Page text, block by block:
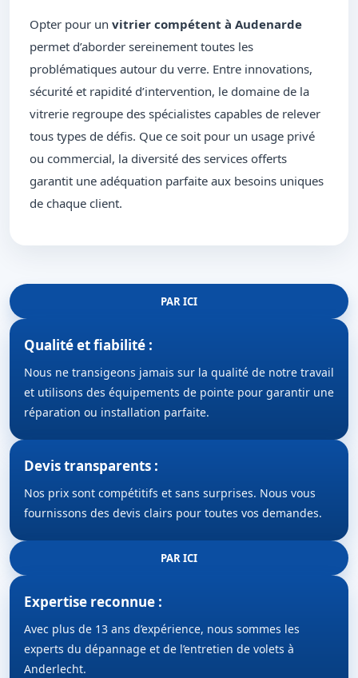
Opter pour un vitrier compétent à Audenarde
permet d’aborder sereinement toutes les
problématiques autour du verre. Entre innovations,
sécurité et rapidité d’intervention, le domaine de la
vitrerie regroupe des spécialistes capables de relever
tous types de défis. Que ce soit pour un usage privé
ou commercial, la diversité des services offerts
garantit une adéquation parfaite aux besoins uniques
de chaque client.
PAR ICI
Qualité et fiabilité :
Nous ne transigeons jamais sur la qualité de notre travail
et utilisons des équipements de pointe pour garantir une
réparation ou installation parfaite.
Devis transparents :
Nos prix sont compétitifs et sans surprises. Nous vous
fournissons des devis clairs pour toutes vos demandes.
PAR ICI
Expertise reconnue :
Avec plus de 13 ans d’expérience, nous sommes les
experts du dépannage et de l’entretien de volets à
Anderlecht.